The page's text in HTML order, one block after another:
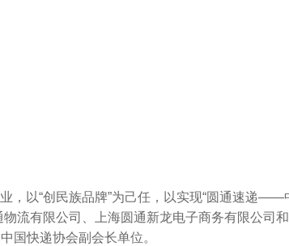
以“创民族品牌”为己任，以实现“圆通速递
流有限公司、上海圆通新龙电子商务有限公司
国快递协会副会长单位。